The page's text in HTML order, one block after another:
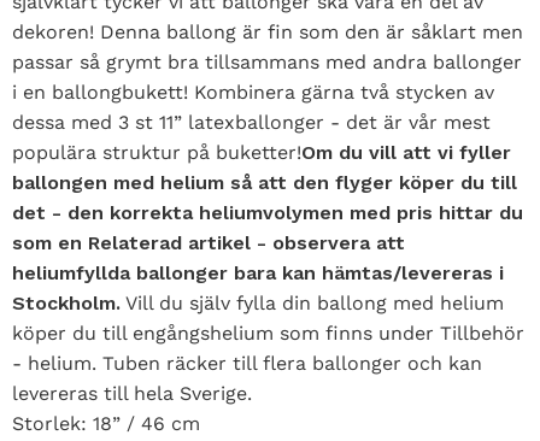
dekoren! Denna ballong är fin som den är såklart men
passar så grymt bra tillsammans med andra ballonger
i en ballongbukett! Kombinera gärna två stycken av
dessa med 3 st 11” latexballonger - det är vår mest
populära struktur på buketter!Om du vill att vi fyller
ballongen med helium så att den flyger köper du till
det - den korrekta heliumvolymen med pris hittar du
som en Relaterad artikel - observera att
heliumfyllda ballonger bara kan hämtas/levereras i
Stockholm. Vill du själv fylla din ballong med helium
köper du till engångshelium som finns under Tillbehör
- helium. Tuben räcker till flera ballonger och kan
levereras till hela Sverige.
Storlek: 18” / 46 cm